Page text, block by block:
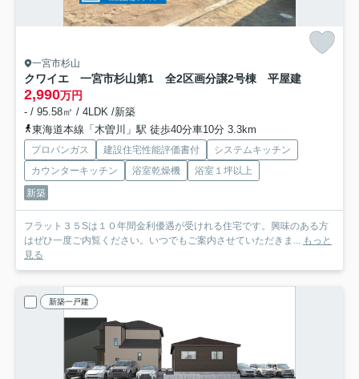
一宮市杉山
クワイエ 一宮市杉山第1 全2区画分譲2号棟 平屋建
2,990万円
- / 95.58㎡ / 4LDK /新築
東海道本線「木曽川」駅 徒歩40分車10分 3.3km
プロパンガス 建設住宅性能評価書付
システムキッチン
カウンターキッチン
浴室乾燥機
浴室１坪以上
新築
フラット３５Sは１０年間金利優遇が受けれる住宅です。興味のある方
はぜひ一度ご内覧ください。いつでもご案内させていただきま... もっと
見る
新築一戸建